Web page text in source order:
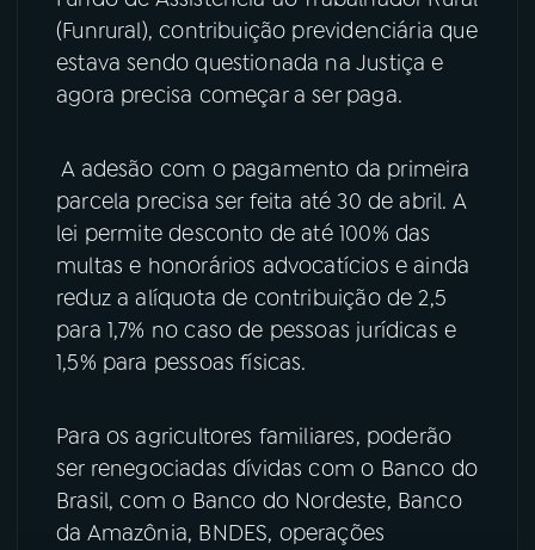
(Funrural), contribuição previdenciária que
estava sendo questionada na Justiça e
agora precisa começar a ser paga.
A adesão com o pagamento da primeira
parcela precisa ser feita até 30 de abril. A
lei permite desconto de até 100% das
multas e honorários advocatícios e ainda
reduz a alíquota de contribuição de 2,5
para 1,7% no caso de pessoas jurídicas e
1,5% para pessoas físicas.
Para os agricultores familiares, poderão
ser renegociadas dívidas com o Banco do
Brasil, com o Banco do Nordeste, Banco
da Amazônia, BNDES, operações